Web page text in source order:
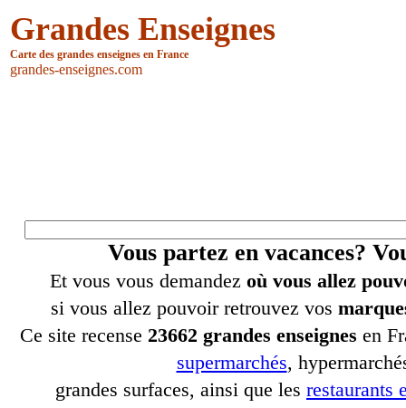
Grandes Enseignes
Carte des grandes enseignes en France
grandes-enseignes.com
Vous partez en vacances?
Et vous vous demandez où vous allez
si vous allez pouvoir retrouvez vos
Ce site recense 23662 grandes enseignes en
supermarchés,
grandes surfaces, ainsi que les restaurants